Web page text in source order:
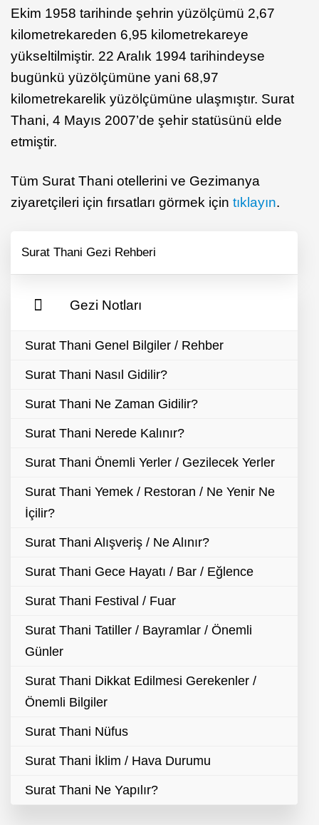
Ekim 1958 tarihinde şehrin yüzölçümü 2,67
kilometrekareden 6,95 kilometrekareye
yükseltilmiştir. 22 Aralık 1994 tarihindeyse
bugünkü yüzölçümüne yani 68,97
kilometrekarelik yüzölçümüne ulaşmıştır. Surat
Thani, 4 Mayıs 2007’de şehir statüsünü elde
etmiştir.
Tüm Surat Thani otellerini ve Gezimanya
ziyaretçileri için fırsatları görmek için tıklayın.
Surat Thani Gezi Rehberi
Gezi Notları
Surat Thani Genel Bilgiler / Rehber
Surat Thani Nasıl Gidilir?
Surat Thani Ne Zaman Gidilir?
Surat Thani Nerede Kalınır?
Surat Thani Önemli Yerler / Gezilecek Yerler
Surat Thani Yemek / Restoran / Ne Yenir Ne
İçilir?
Surat Thani Alışveriş / Ne Alınır?
Surat Thani Gece Hayatı / Bar / Eğlence
Surat Thani Festival / Fuar
Surat Thani Tatiller / Bayramlar / Önemli
Günler
Surat Thani Dikkat Edilmesi Gerekenler /
Önemli Bilgiler
Surat Thani Nüfus
Surat Thani İklim / Hava Durumu
Surat Thani Ne Yapılır?